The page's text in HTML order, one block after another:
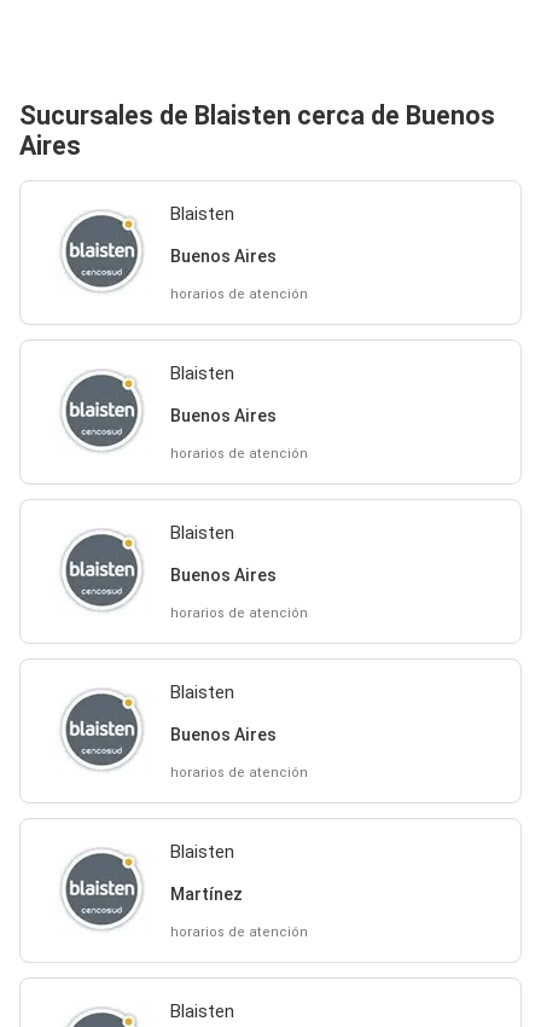
Sucursales de Blaisten cerca de Buenos
Aires
Blaisten
Buenos Aires
horarios de atención
Blaisten
Buenos Aires
horarios de atención
Blaisten
Buenos Aires
horarios de atención
Blaisten
Buenos Aires
horarios de atención
Blaisten
Martínez
horarios de atención
Blaisten